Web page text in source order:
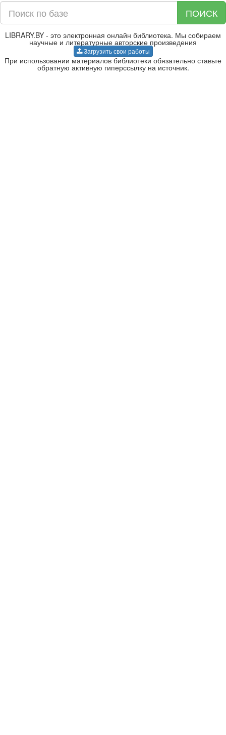
ПОИСК
LIBRARY.BY - это электронная онлайн библиотека. Мы собираем
научные и литературные авторские произведения
Загрузить свои работы
При использовании материалов библиотеки обязательно ставьте
обратную активную гиперссылку на источник.